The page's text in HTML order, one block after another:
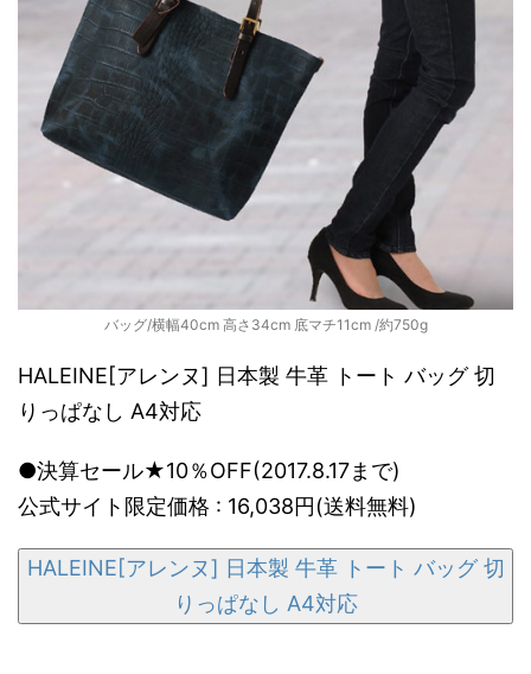
バッグ/横幅40cm 高さ34cm 底マチ11cm /約750g
HALEINE[アレンヌ] 日本製 牛革 トート バッグ 切
りっぱなし A4対応
●決算セール★10％OFF(2017.8.17まで)
公式サイト限定価格 : 16,038円(送料無料)
HALEINE[アレンヌ] 日本製 牛革 トート バッグ 切
りっぱなし A4対応